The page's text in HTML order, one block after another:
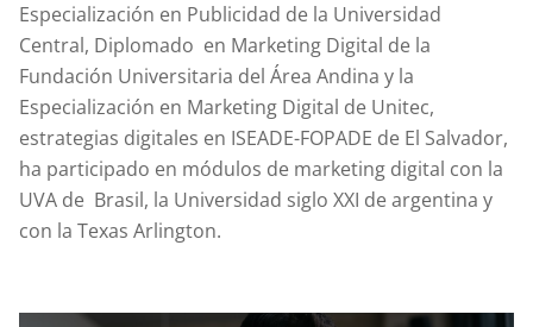
Especialización en Publicidad de la Universidad
Central, Diplomado en Marketing Digital de la
Fundación Universitaria del Área Andina y la
Especialización en Marketing Digital de Unitec,
estrategias digitales en ISEADE-FOPADE de El Salvador,
ha participado en módulos de marketing digital con la
UVA de Brasil, la Universidad siglo XXI de argentina y
con la Texas Arlington.